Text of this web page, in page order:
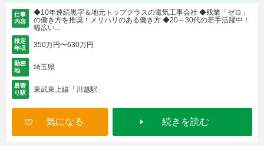
仕事
内容
◆10年連続黒字＆地元トップクラスの電気工事会社 ◆残業「ゼロ」
の働き方を推奨！メリハリのある働き方 ◆20～30代の若手活躍中！
幅広い...
推定
年収
350万円〜630万円
勤務
地
埼玉県
最寄
り駅
東武東上線「川越駅」
気になる 続きを読む